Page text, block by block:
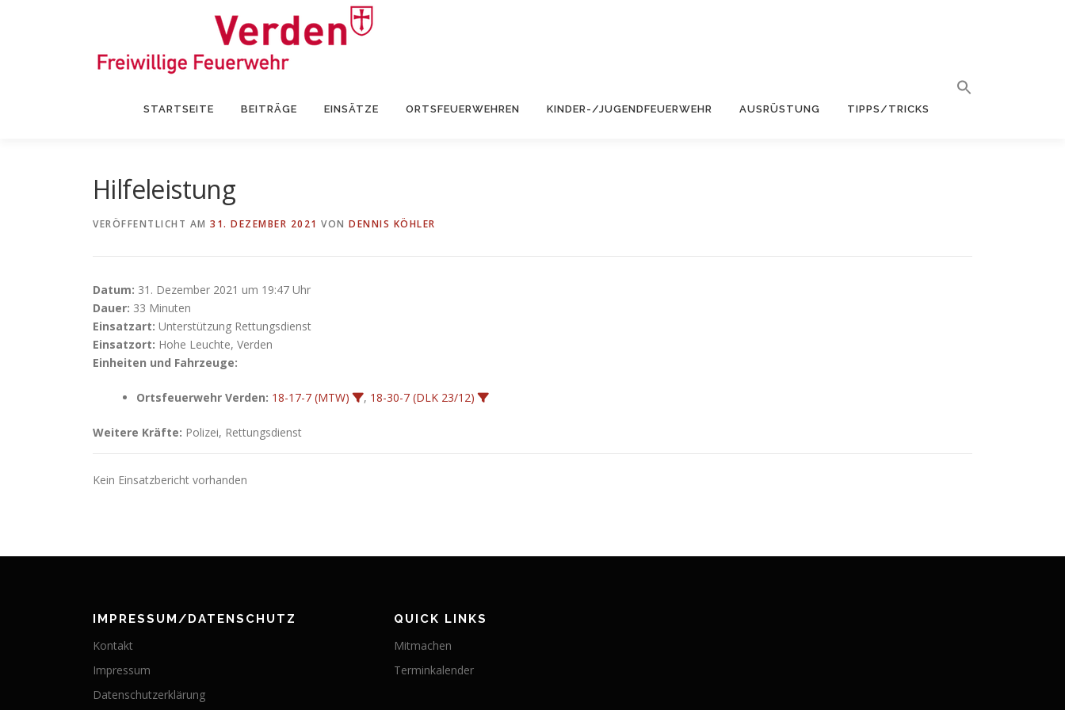
STARTSEITE BEITRÄGE EINSÄTZE ORTSFEUERWEHREN KINDER-/JUGENDFEUERWEHR AUSRÜSTUNG TIPPS/TRICKS
Hilfeleistung
VERÖFFENTLICHT AM 31. DEZEMBER 2021 VON DENNIS KÖHLER
Datum: 31. Dezember 2021 um 19:47 Uhr
Dauer: 33 Minuten
Einsatzart: Unterstützung Rettungsdienst
Einsatzort: Hohe Leuchte, Verden
Einheiten und Fahrzeuge:
Ortsfeuerwehr Verden: 18-17-7 (MTW) , 18-30-7 (DLK 23/12)
Weitere Kräfte: Polizei, Rettungsdienst
Kein Einsatzbericht vorhanden
IMPRESSUM/DATENSCHUTZ
Kontakt
Impressum
Datenschutzerklärung
QUICK LINKS
Mitmachen
Terminkalender